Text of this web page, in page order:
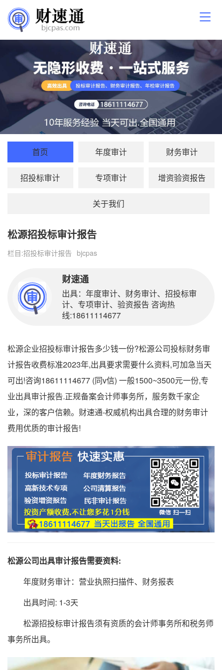
首页 年度审计 财务审计
招投标审计 专项审计 增资验资报告
关于我们
松源招投标审计报告
栏目:招投标审计报告 bjcpas
财速通
出具：年度审计、财务审计、招投标审
计、专项审计、验资报告 咨询热
线:18611114677
松源企业招投标审计报告多少钱一份?松源公司投标财务审
计报告收费标准2023年,出具要求需要什么资料,可加急当天
可出!咨询18611114677 (同v信) 一般1500~3500元一份,专
业出具审计报告.正规备案会计师事务所，服务数千家企
业，深的客户信赖。财速通-权威机构出具合理的财务审计
费用优质的审计报告!
松源公司出具审计报告需要资料:
年度财务审计：营业执照扫描件、财务报表
出具时间: 1-3天
松源招投标审计报告须有资质的会计师事务所和税务师
事务所出具。